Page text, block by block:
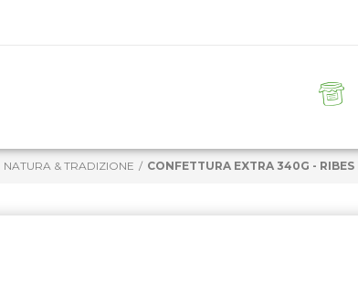
NATURA & TRADIZIONE CONFETTURA EXTRA 340G - RIBES